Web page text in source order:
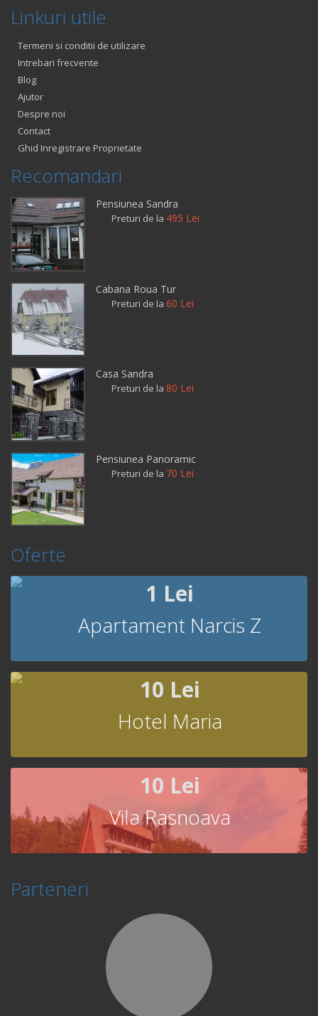
Linkuri utile
Termeni si conditii de utilizare
Intrebari frecvente
Blog
Ajutor
Despre noi
Contact
Ghid Inregistrare Proprietate
Recomandari
Pensiunea Sandra
Preturi de la 495 Lei
Cabana Roua Tur
Preturi de la 60 Lei
Casa Sandra
Preturi de la 80 Lei
Pensiunea Panoramic
Preturi de la 70 Lei
Oferte
1 Lei
Apartament Narcis Z
10 Lei
Hotel Maria
10 Lei
Vila Rasnoava
Parteneri